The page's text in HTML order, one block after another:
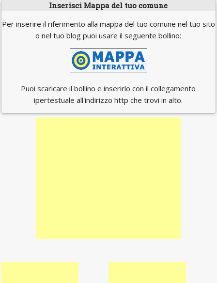
Inserisci Mappa del tuo comune
Per inserire il riferimento alla mappa del tuo comune nel tuo sito
o nel tuo blog puoi usare il seguente bollino:
Puoi scaricare il bollino e inserirlo con il collegamento
ipertestuale all'indirizzo http che trovi in alto.